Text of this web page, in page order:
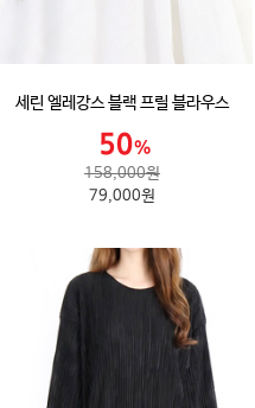
세린 엘레강스 블랙 프릴 블라우스
158,000원
79,000원